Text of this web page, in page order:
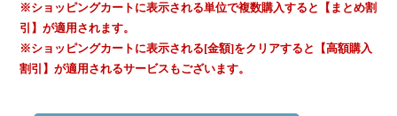
※ショッピングカートに表示される単位で複数購入すると【まとめ割
引】が適用されます。
※ショッピングカートに表示される[金額]をクリアすると【高額購入
割引】が適用されるサービスもございます。